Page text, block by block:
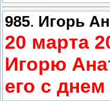
985. Игорь
20 марта
Игорю
его с